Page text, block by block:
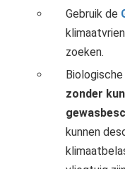
Gebruik de
zoeken.
zonder
kunnen